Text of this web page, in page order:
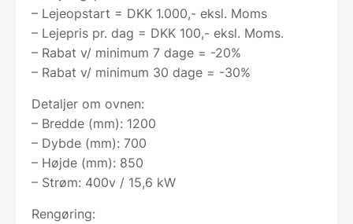
– Lejeopstart = DKK 1.000,- eksl. Moms
– Lejepris pr. dag = DKK 100,- eksl. Moms.
– Rabat v/ minimum 7 dage = -20%
– Rabat v/ minimum 30 dage = -30%
Detaljer om ovnen:
– Bredde (mm): 1200
– Dybde (mm): 700
– Højde (mm): 850
– Strøm: 400v / 15,6 kW
Rengøring: